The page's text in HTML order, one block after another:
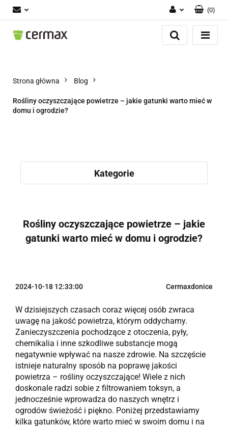
Zaloguj się
(0)
Strona główna Blog
Rośliny oczyszczające powietrze – jakie gatunki warto mieć w
domu i ogrodzie?
Kategorie
Rośliny oczyszczające powietrze – jakie
gatunki warto mieć w domu i ogrodzie?
2024-10-18 12:33:00 Cermaxdonice
W dzisiejszych czasach coraz więcej osób zwraca
uwagę na jakość powietrza, którym oddychamy.
Zanieczyszczenia pochodzące z otoczenia, pyły,
chemikalia i inne szkodliwe substancje mogą
negatywnie wpływać na nasze zdrowie. Na szczęście
istnieje naturalny sposób na poprawę jakości
powietrza – rośliny oczyszczające! Wiele z nich
doskonale radzi sobie z filtrowaniem toksyn, a
jednocześnie wprowadza do naszych wnętrz i
ogrodów świeżość i piękno. Poniżej przedstawiamy
kilka gatunków, które warto mieć w swoim domu i na